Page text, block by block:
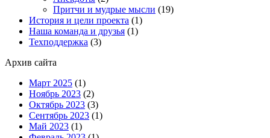
Притчи и мудрые мысли (19)
История и цели проекта (1)
Наша команда и друзья (1)
Техподдержка (3)
Архив сайта
Март 2025 (1)
Ноябрь 2023 (2)
Октябрь 2023 (3)
Сентябрь 2023 (1)
Май 2023 (1)